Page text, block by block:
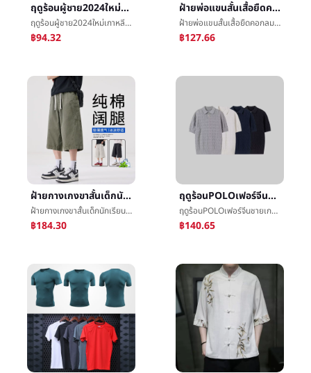
ฤดูร้อนผู้ชาย2024ใหม่เกาหลีเทรนด์ร้อยเอาผ้าใบน้ำขึ้นน้ำลงรองเท้าLeisureนักเรียนรองเท้ารองเท้าผ้าการเคลื่อนไหวสุทธิสีแดง
ฤดูร้อนผู้ชาย2024ใหม่เกาหลีเทรนด์ร้อยเอาผ้าใบน้ำขึ้นน้ำลงรองเท้าLeisureนักเรียนรองเท้ารองเท้าผ้าการเคลื่อนไหวสุทธิสีแดง
฿94.32
ฝ้ายพ่อแขนสั้นเสื้อยืดคอกลมชายครึ่งแขนเสื้อพ่อเฒ่าเสื้อยืดคอกลมคุณปู่จุดต่ำสุดในสูงอายุแจ็คเก็ตผู้มีอายุชายå£«ฤดูร้อน
ฝ้ายพ่อแขนสั้นเสื้อยืดคอกลมชายครึ่งแขนเสื้อพ่อเฒ่าเสื้อยืดคอกลมคุณปู่จุดต่ำสุดในสูงอายุแจ็คเก็ตผู้มีอายุชายå£«ฤดูร้อน
฿127.66
ฝ้ายกางเกงขาสั้นเด็กนักเรียนฤดูร้อนข้างนอกสวมใส่ตรงหลอดการขับรถกางเกงชายน้ำขึ้นน้ำลงการ์ดบางย่อหน้าCozyหลวมในกางเกง
ฝ้ายกางเกงขาสั้นเด็กนักเรียนฤดูร้อนข้างนอกสวมใส่ตรงหลอดการขับรถกางเกงชายน้ำขึ้นน้ำลงการ์ดบางย่อหน้าCozyหลวมในกางเกง
฿184.30
ฤดูร้อนPOLOเฟอร์จีนชายเกาหลีฉบับที่ตีพิมพ์บางปกบริสุทธิ์Leisureบางย่อหน้าครึ่งแขนเสื้อเทรนด์เป๋การถักแจ็คเก็ตtเสื้อเชิ้ต
ฤดูร้อนPOLOเฟอร์จีนชายเกาหลีฉบับที่ตีพิมพ์บางปกบริสุทธิ์Leisureบางย่อหน้าครึ่งแขนเสื้อเทรนด์เป๋การถักแจ็คเก็ตtเสื้อเชิ้ต
฿140.65